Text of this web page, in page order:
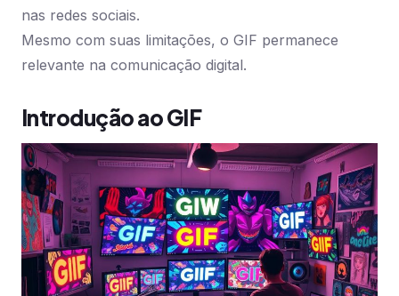
nas redes sociais.
Mesmo com suas limitações, o GIF permanece
relevante na comunicação digital.
Introdução ao GIF